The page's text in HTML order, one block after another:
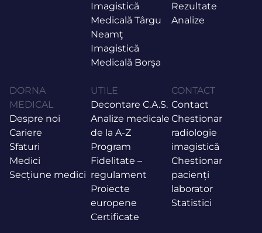
Imagistică
Medicală Târgu
Neamţ
Imagistică
Medicală Borşa
Rezultate
Analize
DORNA
MEDICAL
Despre noi
Cariere
Sfaturi
Medici
Secțiune medici
UTILE
Decontare C.A.S.
Analize medicale
de la A-Z
Program
Fidelitate –
regulament
Proiecte
europene
Certificate
CONTACT
Contact
Chestionar
radiologie
imagistică
Chestionar
pacienți
laborator
Statistici